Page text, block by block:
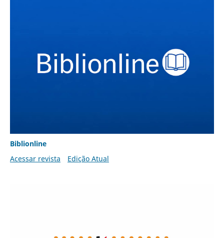
Biblionline
Acessar revista
Edição Atual